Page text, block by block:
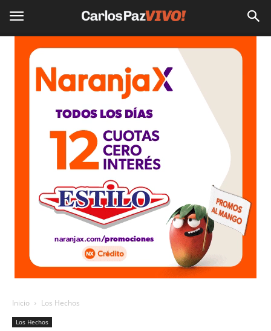
Inicio Los Hechos
Los Hechos